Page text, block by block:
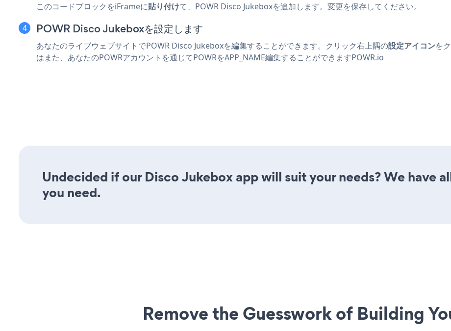
このコードブロックをiFrameに貼り付けて、POWR Disco Jukeboxを追加します。変更を保存してください。
POWR Disco Jukeboxを設定します
あなたのライブウェブサイトでPOWR Disco Jukeboxを編集することができます。クリック右上隅の設定アイコンを
はまた、あなたのPOWRアカウントを通じてPOWRをAPP_NAME編集することができますPOWR.io
Undecided if our Disco Jukebox app will suit your needs? We have
you need.
Remove the Guesswork of Building